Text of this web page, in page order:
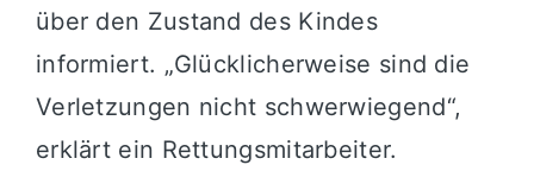
über den Zustand des Kindes
informiert. „Glücklicherweise sind die
Verletzungen nicht schwerwiegend“,
erklärt ein Rettungsmitarbeiter.